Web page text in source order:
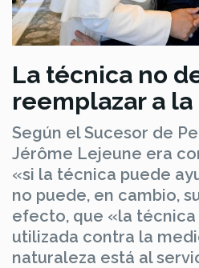
La técnica no
reemplazar a
Según el Sucesor de
Jérôme Lejeune era
«si la técnica puede
no puede, en cambio,
efecto, que «la técnica
utilizada contra la
naturaleza está al